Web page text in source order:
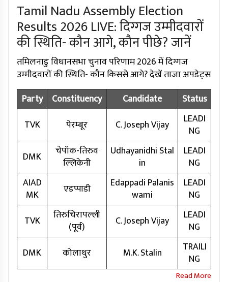
Tamil Nadu Assembly Election
Results 2026 LIVE: दिग्गज उम्मीदवारों
की स्थिति- कौन आगे, कौन पीछे? जानें
तमिलनाडु विधानसभा चुनाव परिणाम 2026 में दिग्गज
उम्मीदवारों की स्थिति- कौन किससे आगे? देखें ताजा अपडेट्स
Party
Constituency Candidate
Status
TVK
पेरम्बूर C. Joseph Vijay
LEADI
NG
DMK
चेपॉक-तिरुव
ल्लिकेनी
Udhayanidhi Stal
in
LEADI
NG
AIAD
MK
एडप्पाडी
Edappadi Palanis
wami
LEADI
NG
TVK
तिरुचिरापल्ली
(पूर्व)
C. Joseph Vijay
LEADI
NG
DMK
कोलाथुर M.K. Stalin
TRAILI
NG